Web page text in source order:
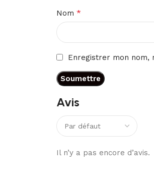
Avis
Il n’y a pas encore d’avis.
Nom *
Enregistrer mon nom,